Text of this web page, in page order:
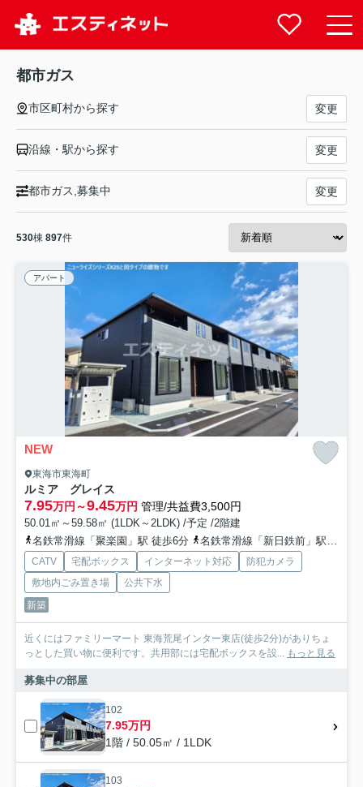
都市ガス
市区町村から探す 変更
沿線・駅から探す 変更
都市ガス,募集中 変更
530棟 897件
アパート
NEW
東海市東海町
ルミア グレイス
7.95万円～9.45万円 管理/共益費3,500円
50.01㎡～59.58㎡ (1LDK～2LDK) /予定 /2階建
名鉄常滑線「聚楽園」駅 徒歩6分
名鉄常滑線「新日鉄前」駅 徒歩10分
CATV 宅配ボックス インターネット対応
防犯カメラ
敷地内ごみ置き場
公共下水
新築
近くにはファミリーマート 東海荒尾インター東店(徒歩2分)がありちょ
っとした買い物に便利です。共用部には宅配ボックスを設...
もっと見る
募集中の部屋
102
7.95万円
1階 / 50.05㎡ / 1LDK
103